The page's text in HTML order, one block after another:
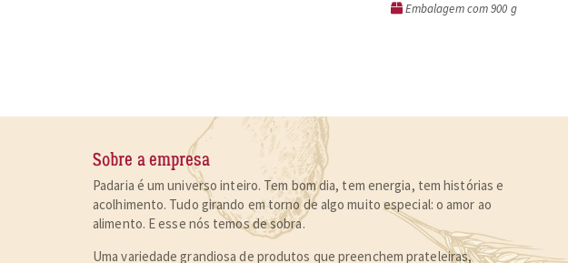
Embalagem com 900 g
Sobre a empresa
Padaria é um universo inteiro. Tem bom dia, tem energia, tem histórias e
acolhimento. Tudo girando em torno de algo muito especial: o amor ao
alimento. E esse nós temos de sobra.
Uma variedade grandiosa de produtos que preenchem prateleiras,